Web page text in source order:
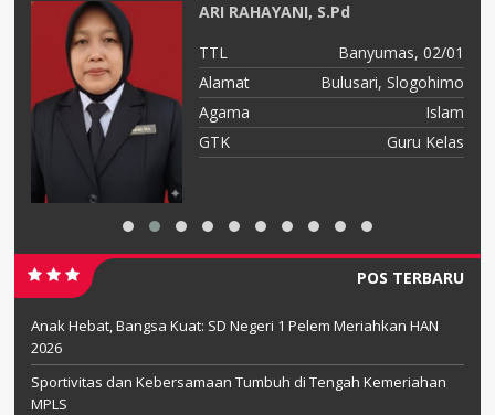
ARI RAHAYANI, S.Pd
TTL
Banyumas, 02/01
Alamat
Bulusari, Slogohimo
Agama
Islam
GTK
Guru Kelas
POS TERBARU
Anak Hebat, Bangsa Kuat: SD Negeri 1 Pelem Meriahkan HAN
2026
Sportivitas dan Kebersamaan Tumbuh di Tengah Kemeriahan
MPLS